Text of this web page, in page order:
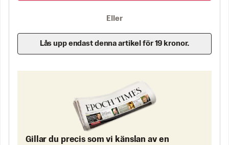
Eller
Lås upp endast denna artikel för 19 kronor.
Gillar du precis som vi känslan av en